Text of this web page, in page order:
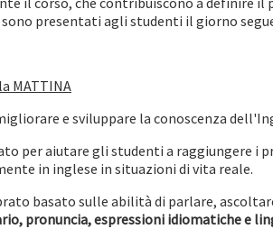
presentati agli studenti il giorno
MATTINA
e sviluppare la conoscenza
per aiutare gli studenti a raggiungere i
in inglese in situazioni di vita reale.
basato sulle abilità di parlare,
pronuncia, espressioni idiomatiche e